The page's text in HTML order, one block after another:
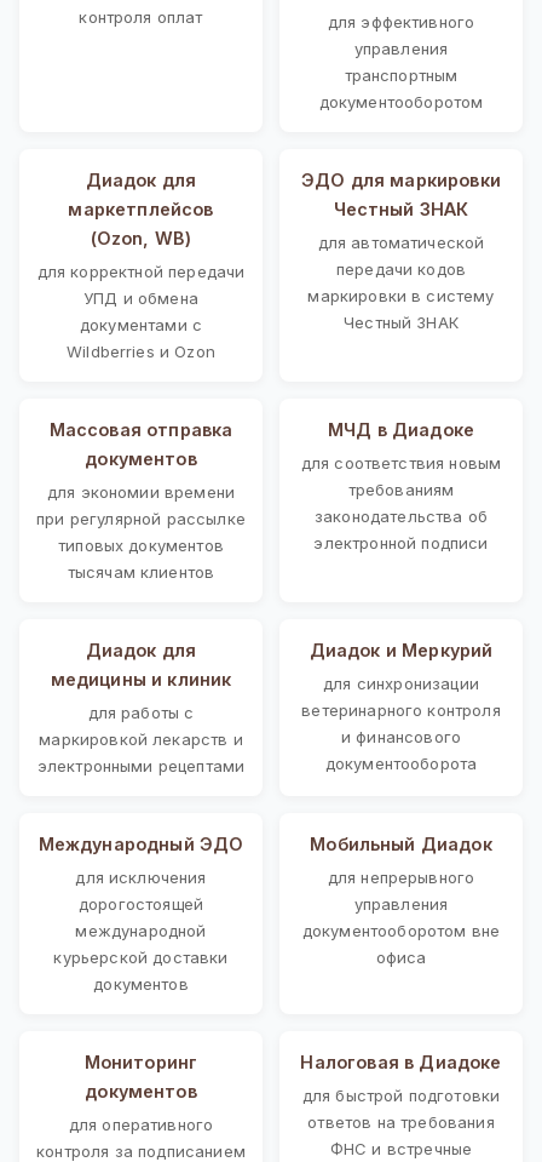
контроля оплат
для эффективного
управления
транспортным
документооборотом
Диадок для
маркетплейсов
(Ozon, WB)
для корректной передачи
УПД и обмена
документами с
Wildberries и Ozon
ЭДО для маркировки
Честный ЗНАК
для автоматической
передачи кодов
маркировки в систему
Честный ЗНАК
Массовая отправка
документов
для экономии времени
при регулярной рассылке
типовых документов
тысячам клиентов
МЧД в Диадоке
для соответствия новым
требованиям
законодательства об
электронной подписи
Диадок для
медицины и клиник
для работы с
маркировкой лекарств и
электронными рецептами
Диадок и Меркурий
для синхронизации
ветеринарного контроля
и финансового
документооборота
Международный ЭДО
для исключения
дорогостоящей
международной
курьерской доставки
документов
Мобильный Диадок
для непрерывного
управления
документооборотом вне
офиса
Мониторинг
документов
для оперативного
контроля за подписанием
Налоговая в Диадоке
для быстрой подготовки
ответов на требования
ФНС и встречные